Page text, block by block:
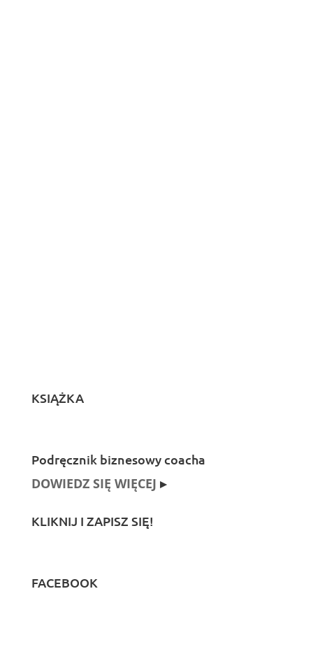
KSIĄŻKA
Podręcznik biznesowy coacha
DOWIEDZ SIĘ WIĘCEJ ▸
KLIKNIJ I ZAPISZ SIĘ!
FACEBOOK